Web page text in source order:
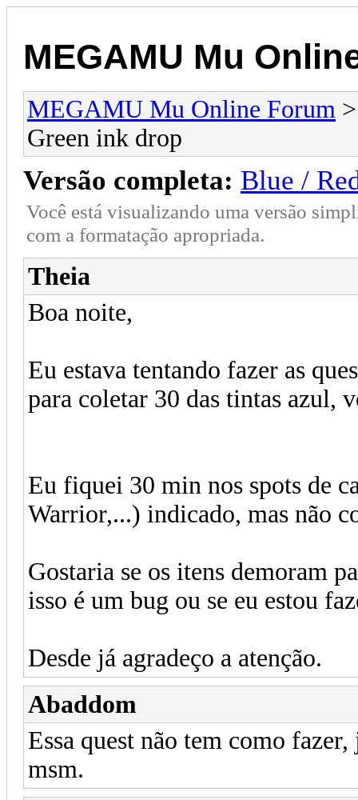
MEGAMU Mu
MEGAMU Mu Online Forum
Green ink drop
Versão completa: Blue /
Você está visualizando uma versão
com a formatação apropriada.
Theia
Boa noite,
Eu estava tentando fazer as
para coletar 30 das tintas azul,
Eu fiquei 30 min nos spots de
Warrior,...) indicado, mas não
Gostaria se os itens demoram
isso é um bug ou se eu estou
Desde já agradeço a atenção.
Abaddom
Essa quest não tem como
msm.